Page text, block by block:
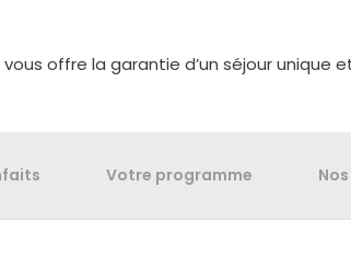
offre la garantie d’un séjour unique
Votre programme